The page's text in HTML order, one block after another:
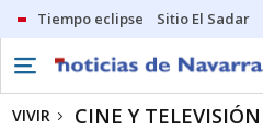
Tiempo eclipse Sitio El Sadar
VIVIR CINE Y TELEVISIÓN